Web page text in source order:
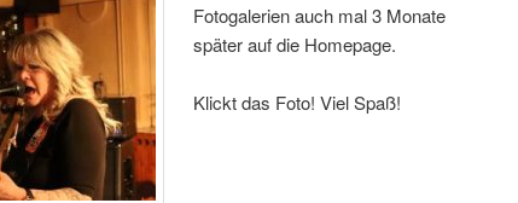
Fotogalerien auch mal 3 Monate
später auf die Homepage.
Klickt das Foto! Viel Spaß!